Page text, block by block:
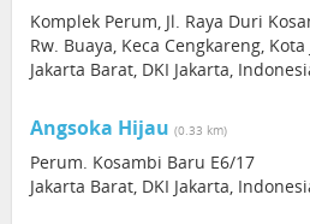
Komplek Perum, Jl. Raya Duri
Rw. Buaya, Keca Cengkareng,
Jakarta Barat, DKI Jakarta,
Angsoka Hijau (0.33 km)
Perum. Kosambi Baru E6/17
Jakarta Barat, DKI Jakarta,